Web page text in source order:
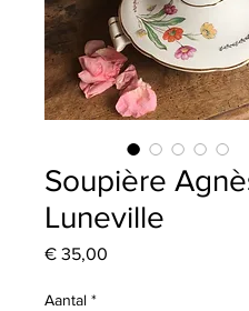
Soupière
Luneville
€ 35,00
Aantal *